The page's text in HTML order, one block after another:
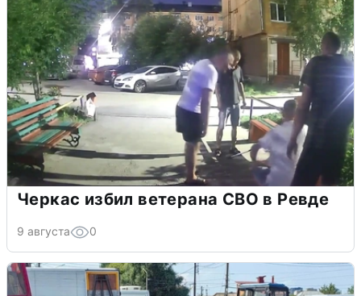
Черкас избил ветерана СВО в Ревде
9 августа 0